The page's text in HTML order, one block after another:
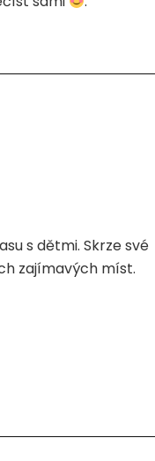
s dětmi. Skrze své
zajímavých míst.